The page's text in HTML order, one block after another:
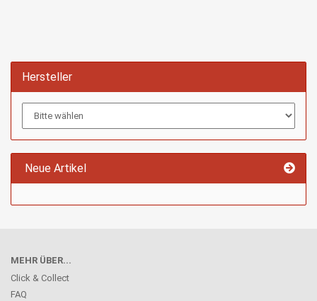
Hersteller
Neue Artikel
MEHR ÜBER...
Click & Collect
FAQ